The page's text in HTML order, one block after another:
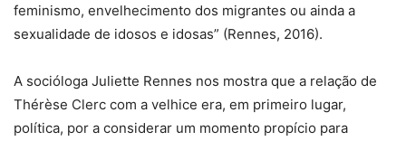
feminismo, envelhecimento dos migrantes ou ainda a
sexualidade de idosos e idosas” (Rennes, 2016).
A socióloga Juliette Rennes nos mostra que a relação de
Thérèse Clerc com a velhice era, em primeiro lugar,
política, por a considerar um momento propício para